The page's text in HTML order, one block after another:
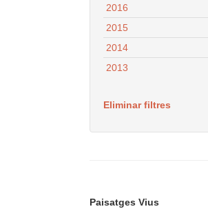
2016
2015
2014
2013
Eliminar filtres
Paisatges Vius